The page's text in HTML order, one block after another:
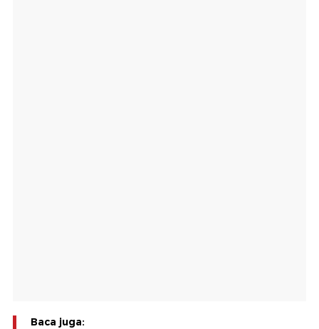
Baca juga: